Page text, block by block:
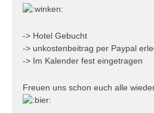
i
a
g
-> Hotel Gebucht
-> unkostenbeitrag per Paypal
-> Im Kalender fest eingetragen
Freuen uns schon euch alle